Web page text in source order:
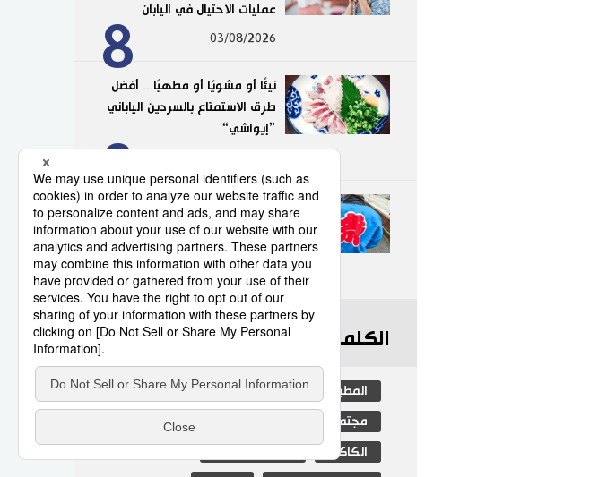
8
عمليات الاحتيال في اليابان
03/08/2026
9
نيئًا أو مشويًا أو مطهيًا... أفضل
طرق الاستمتاع بالسردين الياباني
”إيواشي“
10
”هابي“.. السترة التقليدية التي
تضفي روحًا خاصة على
المهرجانات اليابانية
05/08/2026
الكلمات الأكثر بحثا
المطبخ الياباني ثقافة اليابان
مجتمع المجتمع الياباني
الكاكي